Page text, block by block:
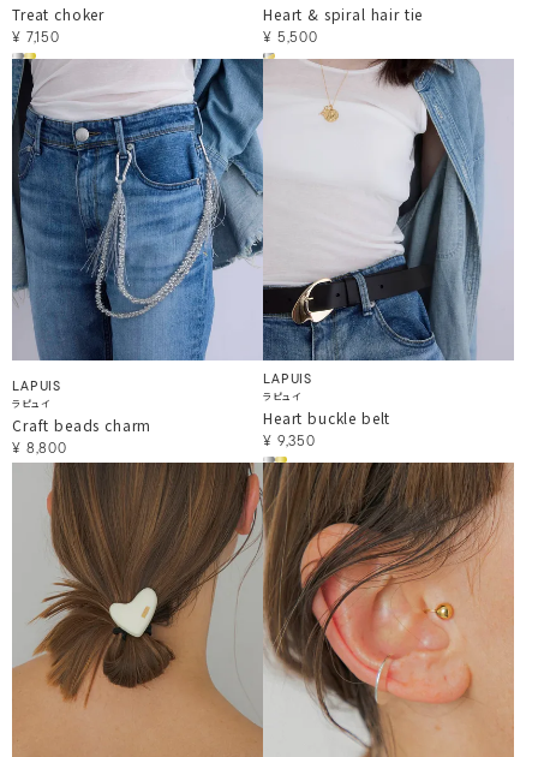
Treat choker
¥ 7,150
Heart & spiral hair tie
¥ 5,500
LAPUIS
ラピュイ
Craft beads charm
¥ 8,800
LAPUIS
ラピュイ
Heart buckle belt
¥ 9,350